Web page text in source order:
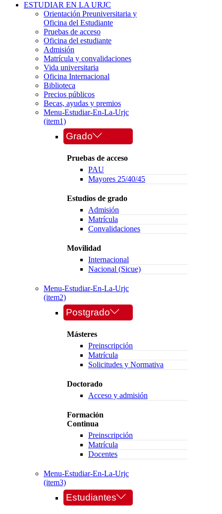
ESTUDIAR EN LA URJC
Orientación Preuniversitaria y
Oficina del Estudiante
Pruebas de acceso
Oficina del estudiante
Admisión
Matrícula y convalidaciones
Vida universitaria
Oficina Internacional
Biblioteca
Precios públicos
Becas, ayudas y premios
Menu-Estudiar-En-La-Urjc
(item1)
Grado
Pruebas de acceso
PAU
Mayores 25/40/45
Estudios de grado
Admisión
Matrícula
Convalidaciones
Movilidad
Internacional
Nacional (Sicue)
Menu-Estudiar-En-La-Urjc
(item2)
Postgrado
Másteres
Preinscripción
Matrícula
Solicitudes y Normativa
Doctorado
Acceso y admisión
Formación
Continua
Preinscripción
Matrícula
Docentes
Menu-Estudiar-En-La-Urjc
(item3)
Estudiantes